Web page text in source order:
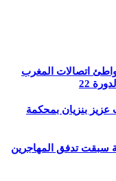
اتصالات المغرب
22
بنزيان بمحكمة
سبقت تدفق المهاجرين